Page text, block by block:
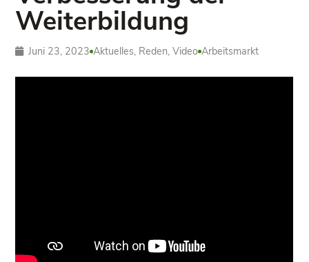
Weiterbildung
Juni 23, 2023 Aktuelles, Reden,Video Arbeitsmarkt